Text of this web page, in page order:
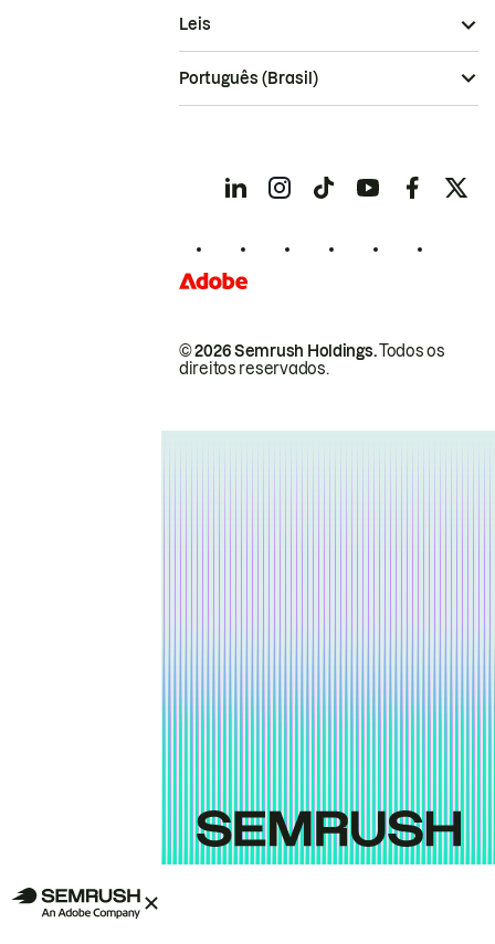
© 2026 Semrush Holdings.Todos os
direitos reservados.
Leis
Português (Brasil)